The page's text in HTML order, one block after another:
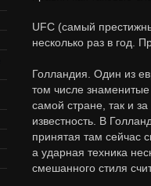
UFC (самый
несколько раз в год.
Голландия. Один из
том числе
самой стране, так и
известность. В
принятая там сейчас
а ударная техника
смешанного стиля